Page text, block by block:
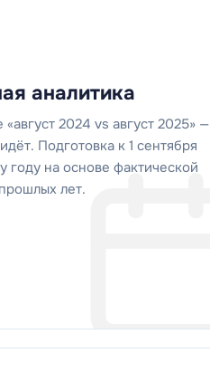
аналитика
2024 vs август 2025» —
Подготовка к 1 сентября
году на основе фактической
лет.